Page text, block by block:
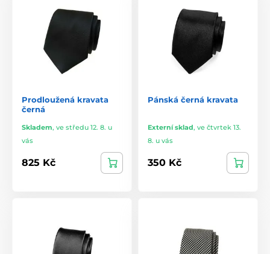
Prodloužená kravata
černá
Skladem, ve středu 12. 8. u
vás
825 Kč
Pánská černá kravata
Externí sklad, ve čtvrtek 13.
8. u vás
350 Kč